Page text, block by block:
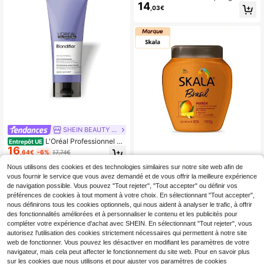
SHEIN BEAUTY - BRANDS
Entrepôt UE L'Oréal Professionnel Se
rie Expert Blondifier Gloss Condition
er 200 ml
16 ,64€ -6% 17,74€
l&#39;argile et au citron ORIGINAL
REMEDIES
14 ,03€
Entrepôt UE
Skala Shampooings et A
près-Shampooings
10 ,49€
Nous utilisons des cookies et des technologies similaires sur notre site web afin de
vous fournir le service que vous avez demandé et de vous offrir la meilleure expérience
de navigation possible. Vous pouvez "Tout rejeter", "Tout accepter" ou définir vos
préférences de cookies à tout moment à votre choix. En sélectionnant "Tout accepter",
nous définirons tous les cookies optionnels, qui nous aident à analyser le trafic, à offrir
des fonctionnalités améliorées et à personnaliser le contenu et les publicités pour
compléter votre expérience d'achat avec SHEIN. En sélectionnant "Tout rejeter", vous
autorisez l'utilisation des cookies strictement nécessaires qui permettent à notre site
web de fonctionner. Vous pouvez les désactiver en modifiant les paramètres de votre
navigateur, mais cela peut affecter le fonctionnement du site web. Pour en savoir plus
sur les cookies que nous utilisons et pour ajuster vos paramètres de cookies